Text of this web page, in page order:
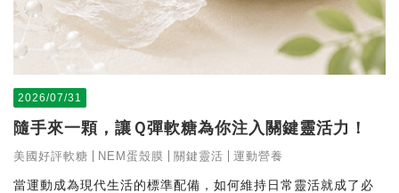
2026/07/31
隨手來一顆，讓Ｑ彈軟糖為你注入關鍵靈活力！
美國好評軟糖 NEM蛋殼膜 關鍵靈活 運動營養
當運動成為現代生活的標準配備，如何維持日常靈活就成了必